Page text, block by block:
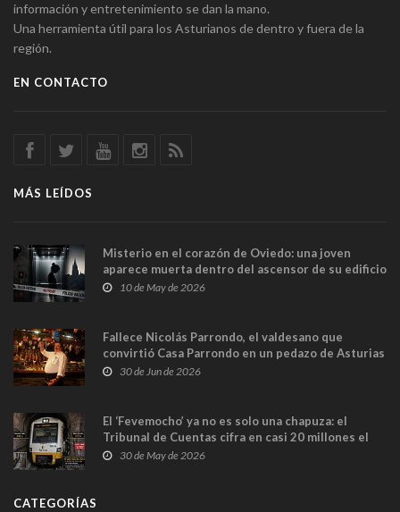
información y entretenimiento se dan la mano.
Una herramienta útil para los Asturianos de dentro y fuera de la
región.
EN CONTACTO
MÁS LEÍDOS
Misterio en el corazón de Oviedo: una joven
aparece muerta dentro del ascensor de su edificio
y las cámaras captan sus últimos minutos
10 de May de 2026
Fallece Nicolás Parrondo, el valdesano que
convirtió Casa Parrondo en un pedazo de Asturias
en Madrid
30 de Jun de 2026
El ‘Fevemocho’ ya no es solo una chapuza: el
Tribunal de Cuentas cifra en casi 20 millones el
sobrecoste de los trenes que no cabían por los
30 de May de 2026
CATEGORÍAS